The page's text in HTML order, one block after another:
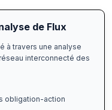
de Flux
à travers une analyse
interconnecté des
obligation-action